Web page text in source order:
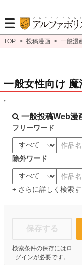
TOP > 投稿漫画 > 一般漫
一般女性向け
一般投稿Web漫
フリーワード
除外ワード
+ さらに詳しく検索す
保存する
検索条件の保存には ロ
グインが必要です。